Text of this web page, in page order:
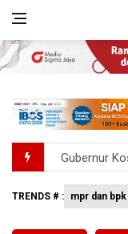
Gubernur
Langkah
TRENDS # : mpr dan bpk